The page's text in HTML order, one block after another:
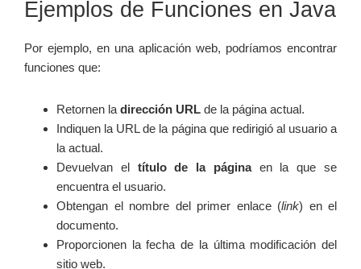
Ejemplos de Funciones en Java
Por ejemplo, en una aplicación web, podríamos encontrar
funciones que:
Retornen la dirección URL de la página actual.
Indiquen la URL de la página que redirigió al usuario a
la actual.
Devuelvan el título de la páginaen la que se
encuentra el usuario.
Obtengan el nombre del primer enlace (link) en el
documento.
Proporcionen la fecha de la última modificación del
sitio web.